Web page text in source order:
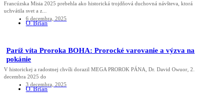
Francúzska Misia 2025 prebehla ako historická trojdňová duchovná návšteva, ktorá
uchvátila svet a z...
6 decembra, 2025
O. Brian
Paríž víta Proroka BOHA: Prorocké varovanie a výzva na
pokánie
V historickej a radostnej chvíli dorazil MEGA PROROK PÁNA, Dr. David Owuor, 2.
decembra 2025 do
3 decembra, 2025
O. Brian